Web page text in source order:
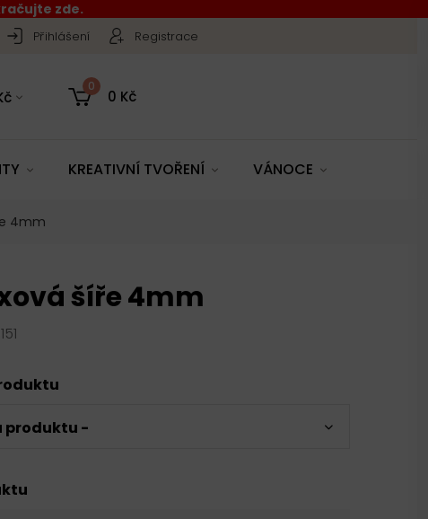
zde.
Přihlášení Registrace
0
0 Kč
KREATIVNÍ TVOŘENÍ VÁNOCE
4mm
šíře 4mm
produktu -